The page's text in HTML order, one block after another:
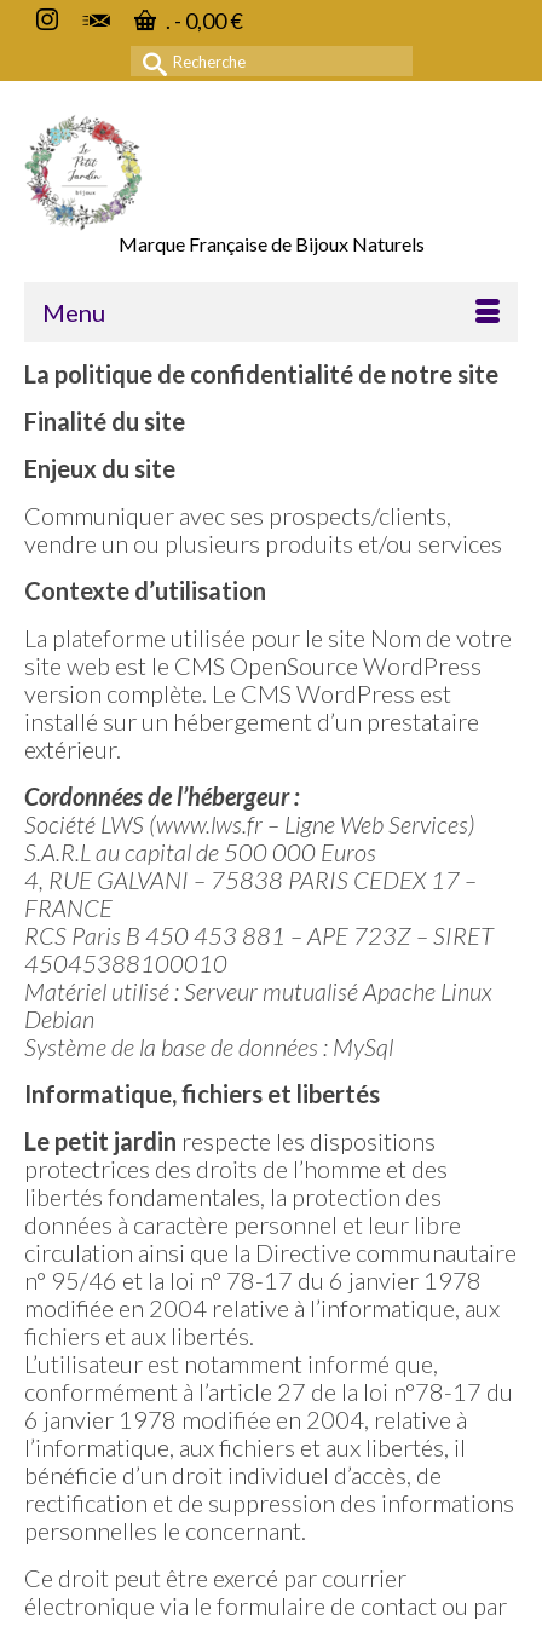
. - 0,00€
Rechercher :
Marque Française de Bijoux Naturels
Menu
La politique de confidentialité de notre site
Finalité du site
Enjeux du site
Communiquer avec ses prospects/clients,
vendre un ou plusieurs produits et/ou services
Contexte d’utilisation
La plateforme utilisée pour le site Nom de votre
site web est le CMS OpenSource WordPress
version complète. Le CMS WordPress est
installé sur un hébergement d’un prestataire
extérieur.
Cordonnées de l’hébergeur :
Société LWS (www.lws.fr – Ligne Web Services)
S.A.R.L au capital de 500 000 Euros
4, RUE GALVANI – 75838 PARIS CEDEX 17 –
FRANCE
RCS Paris B 450 453 881 – APE 723Z – SIRET
45045388100010
Matériel utilisé : Serveur mutualisé Apache Linux
Debian
Système de la base de données : MySql
Informatique, fichiers et libertés
Le petit jardin respecte les dispositions
protectrices des droits de l’homme et des
libertés fondamentales, la protection des
données à caractère personnel et leur libre
circulation ainsi que la Directive communautaire
n° 95/46 et la loi n° 78-17 du 6 janvier 1978
modifiée en 2004 relative à l’informatique, aux
fichiers et aux libertés.
L’utilisateur est notamment informé que,
conformément à l’article 27 de la loi n°78-17 du
6 janvier 1978 modifiée en 2004, relative à
l’informatique, aux fichiers et aux libertés, il
bénéficie d’un droit individuel d’accès, de
rectification et de suppression des informations
personnelles le concernant.
Ce droit peut être exercé par courrier
électronique via le formulaire de contact ou par